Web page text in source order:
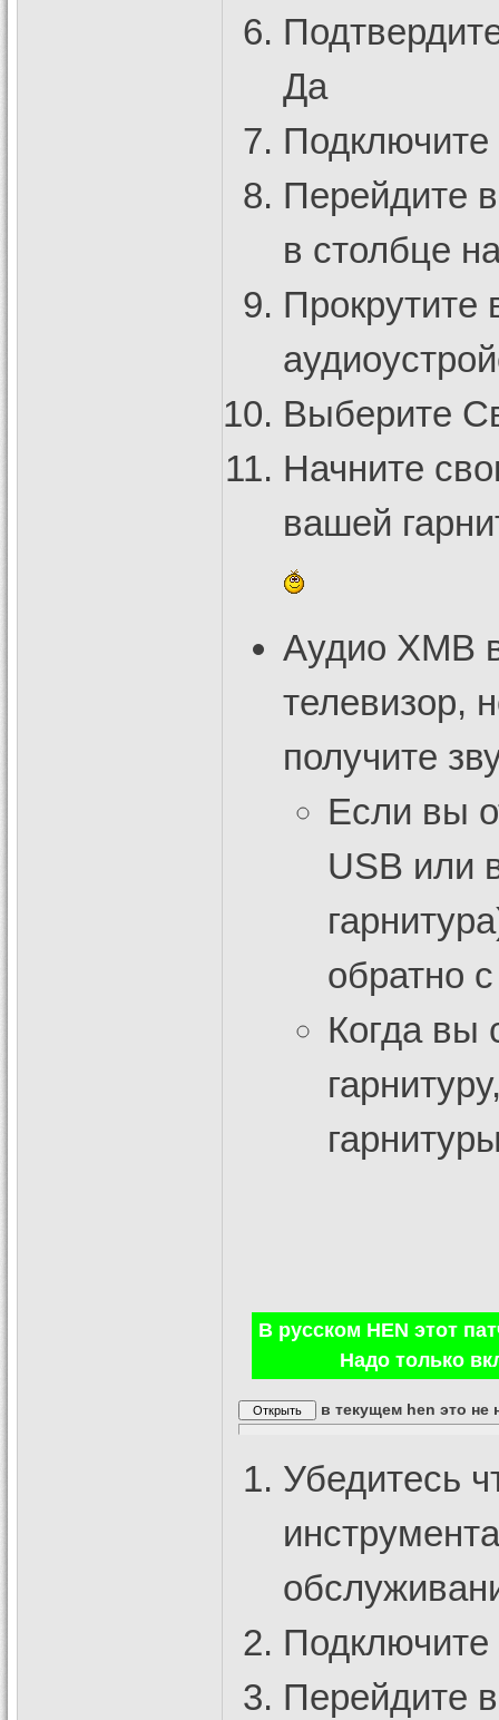
Да
Подключите
Перейдите
в столбце
Прокрутите
Выберите
Начните
вашей
Аудио XMB
телевизор,
получите
Если вы
USB или
обратно
Когда вы
В русском HEN этот
Надо только
в текущем hen это не
Убедитесь
Подключите
Перейдите